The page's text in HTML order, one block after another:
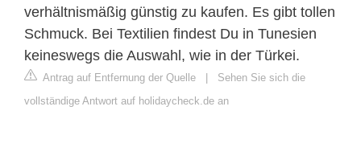
verhältnismäßig günstig zu kaufen. Es gibt tollen
Schmuck. Bei Textilien findest Du in Tunesien
keineswegs die Auswahl, wie in der Türkei.
Antrag auf Entfernung der Quelle
Sehen Sie sich die
vollständige Antwort auf holidaycheck.de an